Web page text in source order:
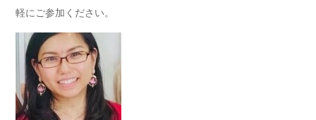
軽にご参加ください。